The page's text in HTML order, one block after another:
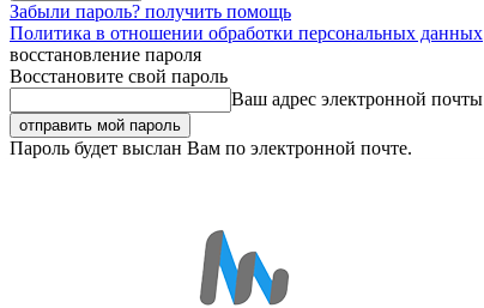
Забыли пароль? получить помощь
Политика в отношении обработки персональных данных
восстановление пароля
Восстановите свой пароль
Ваш адрес электронной почты
Пароль будет выслан Вам по электронной почте.